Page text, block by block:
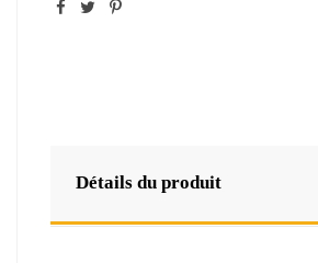
Détails du produit